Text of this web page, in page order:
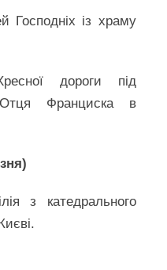
Господніх із храму
дороги під
Франциска в
з катедрального